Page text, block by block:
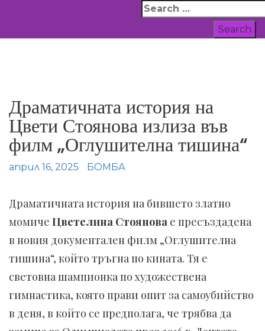
Search
for:
Драматичната история на
Цвети Стоянова излиза във
филм „Оглушителна тишина“
април 16, 2025 БОМБА
Драматичната история на бившето златно
момиче Цветелина Стоянова е пресъздадена
в новия документален филм „Оглушителна
тишина“, който тръгна по кината. Тя е
световна шампионка по художествена
гимнастика, която прави опит за самоубийство
в деня, в който се предполага, че трябва да